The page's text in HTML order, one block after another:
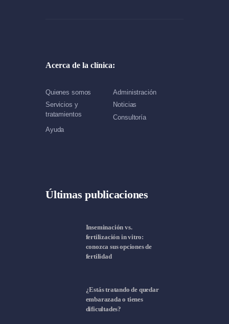
Acerca de la clínica:
Quienes somos
Administración
Servicios y
tratamientos
Noticias
Consultoría
Ayuda
Últimas publicaciones
Inseminación vs.
fertilización in vitro:
conozca sus opciones de
fertilidad
¿Estás tratando de quedar
embarazada o tienes
dificultades?